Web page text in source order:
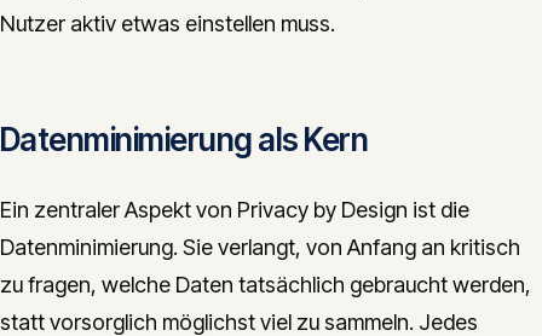
Nutzer aktiv etwas einstellen muss.
Datenminimierung als Kern
Ein zentraler Aspekt von Privacy by Design ist die
Datenminimierung. Sie verlangt, von Anfang an kritisch
zu fragen, welche Daten tatsächlich gebraucht werden,
statt vorsorglich möglichst viel zu sammeln. Jedes